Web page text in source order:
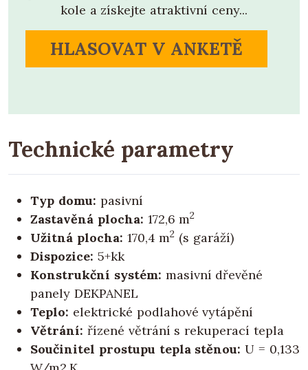
kole a získejte atraktivní ceny...
HLASOVAT V ANKETĚ
Technické parametry
Typ domu: pasivní
Zastavěná plocha: 172,6 m2
Užitná plocha: 170,4 m2 (s garáží)
Dispozice: 5+kk
Konstrukční systém: masivní dřevěné
panely DEKPANEL
Teplo: elektrické podlahové vytápění
Větrání: řízené větrání s rekuperací tepla
Součinitel prostupu tepla stěnou: U = 0,133